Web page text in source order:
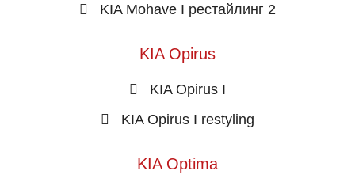
KIA Mohave I рестайлинг 2
KIA Opirus
KIA Opirus I
KIA Opirus I restyling
KIA Optima